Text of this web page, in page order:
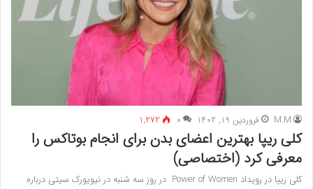
M.M فروردین 19, 1402 ۰ 1,272
کلی ریپا بهترین اعضای بدن برای انجام بوتاکس را
معرفی کرد (اختصاصی)
کلی ریپا در رویداد Power of Women در روز سه شنبه در نیویورک سیتی درباره